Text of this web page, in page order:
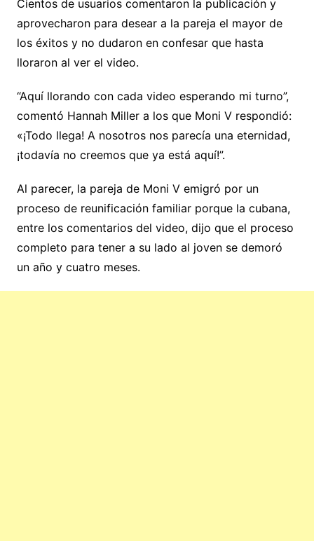
Cientos de usuarios comentaron la publicación y
aprovecharon para desear a la pareja el mayor de
los éxitos y no dudaron en confesar que hasta
lloraron al ver el video.
“Aquí llorando con cada video esperando mi turno”,
comentó Hannah Miller a los que Moni V respondió:
«¡Todo llega! A nosotros nos parecía una eternidad,
¡todavía no creemos que ya está aquí!”.
Al parecer, la pareja de Moni V emigró por un
proceso de reunificación familiar porque la cubana,
entre los comentarios del video, dijo que el proceso
completo para tener a su lado al joven se demoró
un año y cuatro meses.